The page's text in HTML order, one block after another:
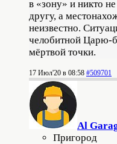
в «зону» и никто
другу, а
неизвестно.
челобитной Царю-
мёртвой точки.
17 Июл'20 в 08:58 #509701
Al
Пригород